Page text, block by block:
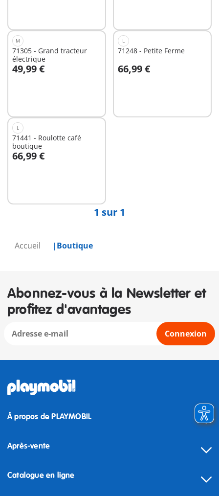
Accueil Boutique
M
71305 - Grand tracteur
électrique
49,99 €
L
71248 - Petite Ferme
66,99 €
L
71441 - Roulotte café
boutique
66,99 €
1 sur 1
Abonnez-vous à la Newsletter et
profitez d'avantages
Connexion
À propos de PLAYMOBIL
Après-vente
Catalogue en ligne